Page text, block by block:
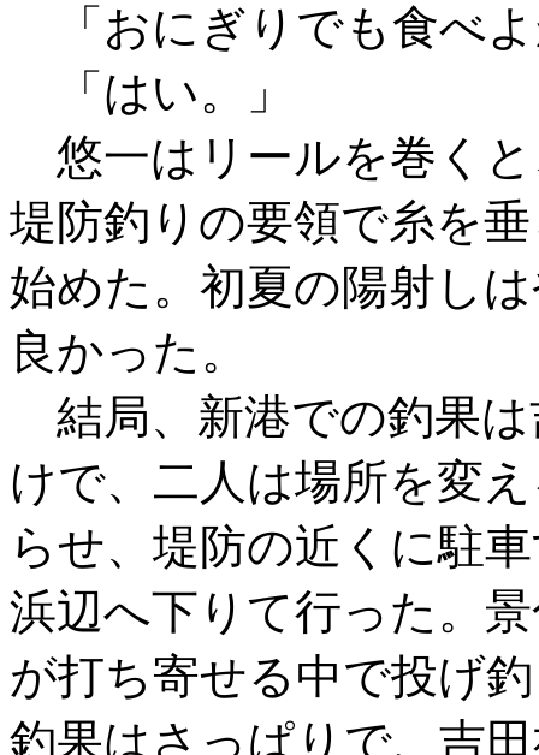
「おにぎりでも食べ
「はい。」
悠一はリールを巻く
堤防釣りの要領で糸を
始めた。初夏の陽射し
良かった。
結局、新港での釣果は
けで、二人は場所を変
らせ、堤防の近くに駐
浜辺へ下りて行った。
が打ち寄せる中で投げ
釣果はさっぱりで、吉